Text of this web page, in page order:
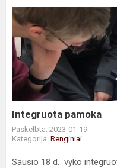
Integruota
pamoka
Integruota pamoka
Paskelbta: 2023-01-19
Kategorija: Renginiai
Sausio 18 d. vyko